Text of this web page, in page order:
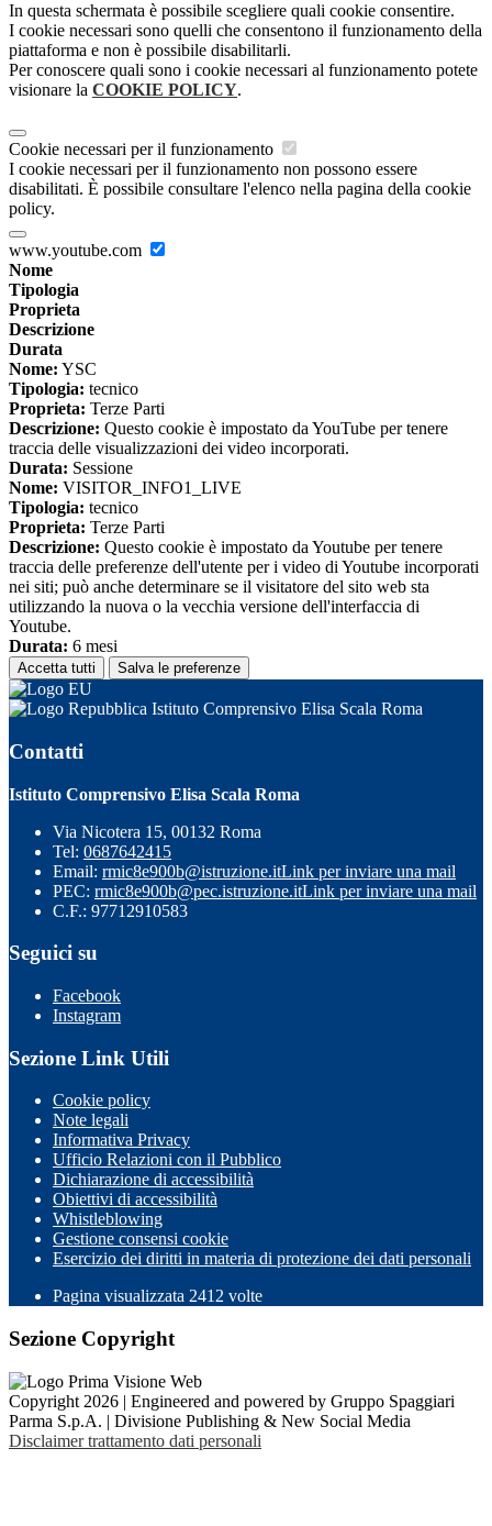
In questa schermata è possibile scegliere quali cookie consentire.
I cookie necessari sono quelli che consentono il funzionamento della
piattaforma e non è possibile disabilitarli.
Per conoscere quali sono i cookie necessari al funzionamento potete
visionare la COOKIE POLICY.
Cookie necessari per il funzionamento
I cookie necessari per il funzionamento non possono essere
disabilitati. È possibile consultare l'elenco nella pagina della cookie
policy.
www.youtube.com
Nome
Tipologia
Proprieta
Descrizione
Durata
Nome: YSC
Tipologia: tecnico
Proprieta: Terze Parti
Descrizione: Questo cookie è impostato da YouTube per tenere
traccia delle visualizzazioni dei video incorporati.
Durata: Sessione
Nome: VISITOR_INFO1_LIVE
Tipologia: tecnico
Proprieta: Terze Parti
Descrizione: Questo cookie è impostato da Youtube per tenere
traccia delle preferenze dell'utente per i video di Youtube incorporati
nei siti; può anche determinare se il visitatore del sito web sta
utilizzando la nuova o la vecchia versione dell'interfaccia di
Youtube.
Durata: 6 mesi
Accetta tutti Salva le preferenze
Istituto Comprensivo Elisa Scala Roma
Contatti
Istituto Comprensivo Elisa Scala Roma
Via Nicotera 15, 00132 Roma
Tel: 0687642415
Email: rmic8e900b@istruzione.itLink per inviare una mail
PEC: rmic8e900b@pec.istruzione.itLink per inviare una mail
C.F.: 97712910583
Seguici su
Facebook
Instagram
Sezione Link Utili
Cookie policy
Note legali
Informativa Privacy
Ufficio Relazioni con il Pubblico
Dichiarazione di accessibilità
Obiettivi di accessibilità
Whistleblowing
Gestione consensi cookie
Esercizio dei diritti in materia di protezione dei dati personali
Pagina visualizzata 2412 volte
Sezione Copyright
Copyright 2026 | Engineered and powered by Gruppo Spaggiari
Parma S.p.A. | Divisione Publishing & New Social Media
Disclaimer trattamento dati personali